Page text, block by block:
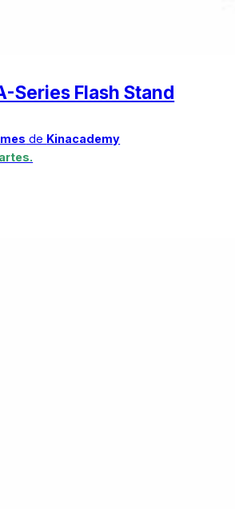
Series Flash Stand
de Kinacademy